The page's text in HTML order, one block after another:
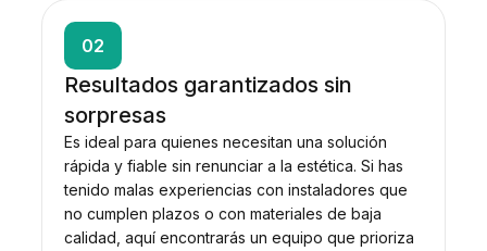
02
Resultados garantizados sin
sorpresas
Es ideal para quienes necesitan una solución
rápida y fiable sin renunciar a la estética. Si has
tenido malas experiencias con instaladores que
no cumplen plazos o con materiales de baja
calidad, aquí encontrarás un equipo que prioriza